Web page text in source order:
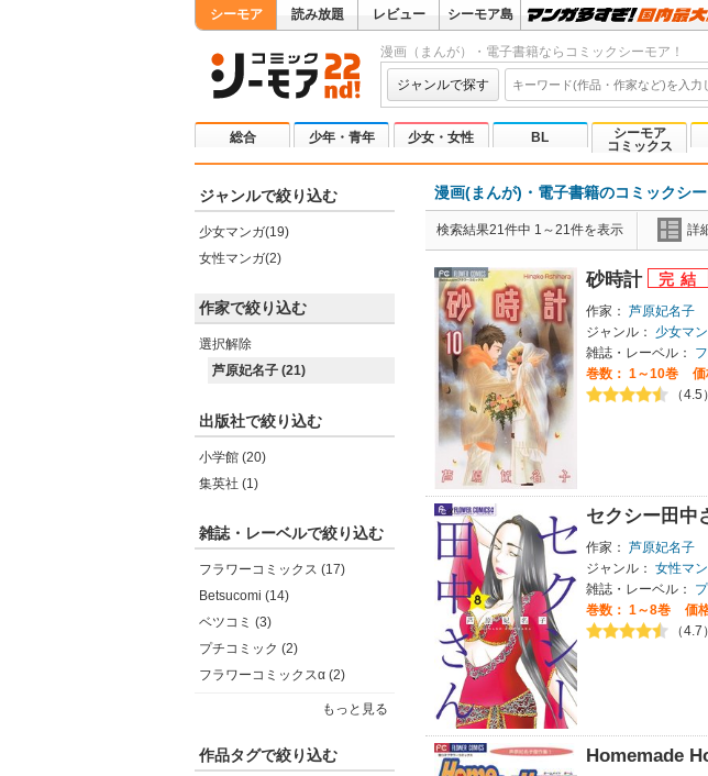
シーモア 読み放題 レビュー シーモア島
漫画（まんが）・電子書籍ならコミックシーモア！
ジャンルで探す
総合 少年・青年 少女・女性 BL
シーモア
コミックス
ジャンルで絞り込む
少女マンガ(19)
女性マンガ(2)
作家で絞り込む
選択解除
芦原妃名子 (21)
出版社で絞り込む
小学館 (20)
集英社 (1)
雑誌・レーベルで絞り込む
フラワーコミックス (17)
Betsucomi (14)
ベツコミ (3)
プチコミック (2)
フラワーコミックスα (2)
もっと見る
作品タグで絞り込む
漫画(まんが)・電子書籍のコミックシ
検索結果21件中 1～21件を表示 詳
砂時計
作家： 芦原妃名子
ジャンル：
少女マ
雑誌・レーベル：
巻数： 1～10巻
（
セクシー田中
作家： 芦原妃名子
ジャンル： 女性マ
雑誌・レーベル：
巻数： 1～8巻
価
（
Homemade